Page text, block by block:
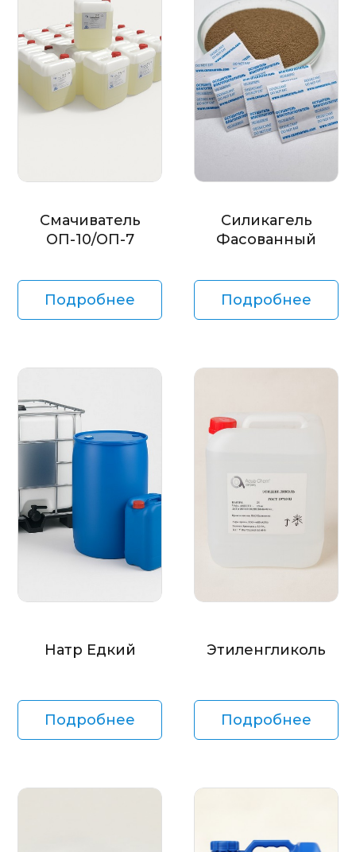
Смачиватель
ОП-10/ОП-7
Подробнее
Силикагель
Фасованный
Подробнее
Натр Едкий
Подробнее
Этиленгликоль
Подробнее